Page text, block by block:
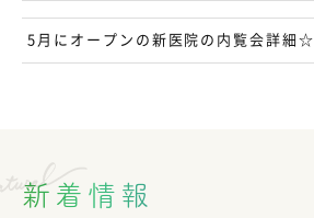
5月にオープンの新医院の内覧会詳細☆
新着情報